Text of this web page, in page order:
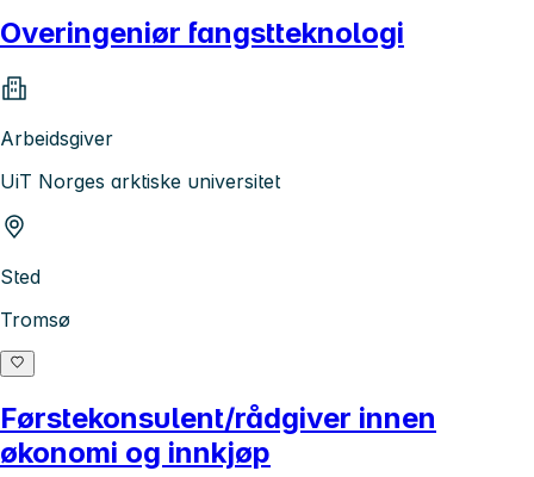
Overingeniør fangstteknologi
Arbeidsgiver
UiT Norges arktiske universitet
Sted
Tromsø
Førstekonsulent/rådgiver innen
økonomi og innkjøp